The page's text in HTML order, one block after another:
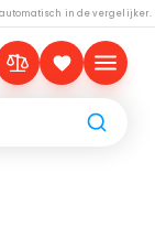
in de vergelijker.